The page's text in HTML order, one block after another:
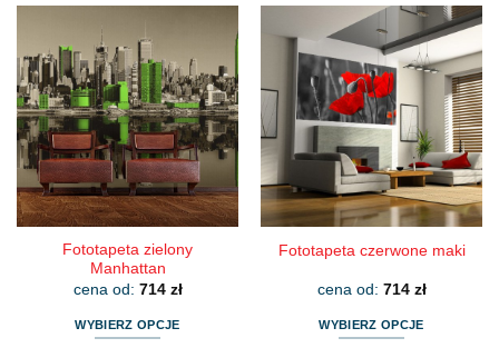
wiele
wariantów.
Opcje
można
wybrać
na
stronie
produktu
ma
wiele
wariantów.
Opcje
można
wybrać
stronie
produktu
Fototapeta zielony
Manhattan
cena od: 714 zł
WYBIERZ OPCJE
Fototapeta czerwone maki
cena od: 714 zł
WYBIERZ OPCJE